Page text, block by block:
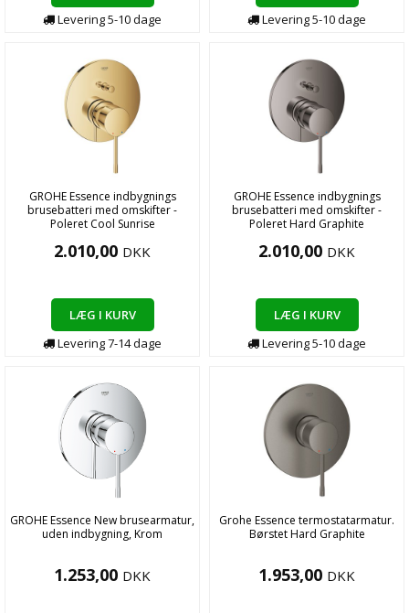
Levering5-10dage
Levering5-10dage
GROHE Essence indbygnings
brusebatteri med omskifter -
Poleret Cool Sunrise
2.010,00 DKK
LÆG I KURV
Levering7-14dage
GROHE Essence indbygnings
brusebatteri med omskifter -
Poleret Hard Graphite
2.010,00 DKK
LÆG I KURV
Levering5-10dage
GROHE Essence New brusearmatur,
uden indbygning, Krom
1.253,00 DKK
Grohe Essence termostatarmatur.
Børstet Hard Graphite
1.953,00 DKK